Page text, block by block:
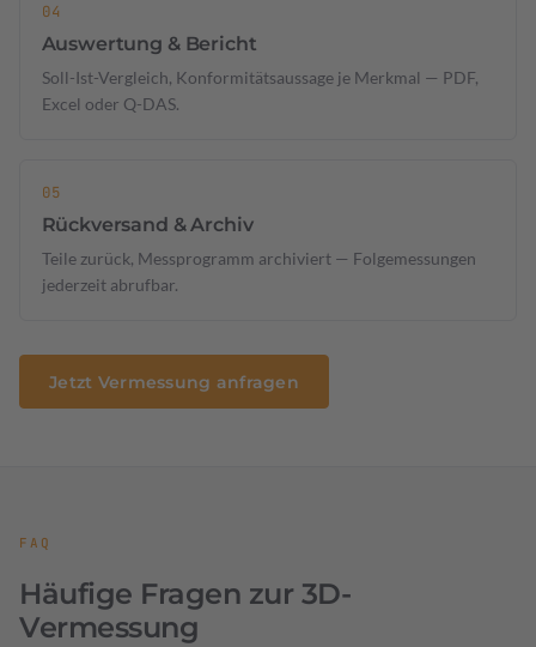
Auswertung & Bericht
Soll-Ist-Vergleich, Konformitätsaussage je Merkmal — PDF,
Excel oder Q-DAS.
Rückversand & Archiv
Teile zurück, Messprogramm archiviert — Folgemessungen
jederzeit abrufbar.
Jetzt Vermessung anfragen
FAQ
Häufige Fragen zur 3D-
Vermessung